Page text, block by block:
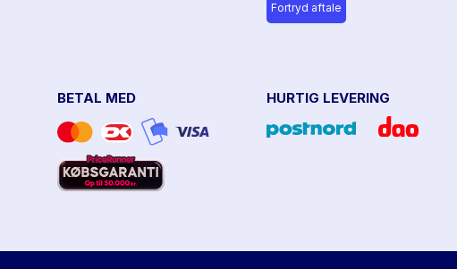
Fortryd aftale
BETAL MED HURTIG LEVERING